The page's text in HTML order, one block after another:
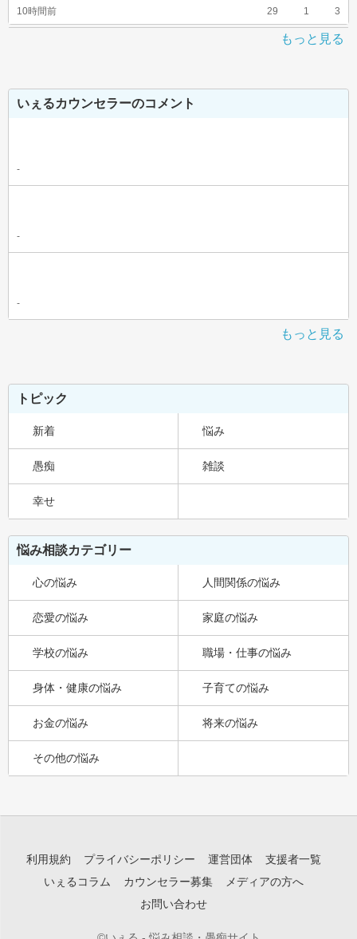
10時間前 29 1 3
もっと見る
いぇるカウンセラーのコメント
-
-
-
もっと見る
トピック
新着 悩み
愚痴 雑談
幸せ
悩み相談カテゴリー
心の悩み 人間関係の悩み
恋愛の悩み 家庭の悩み
学校の悩み 職場・仕事の悩み
身体・健康の悩み 子育ての悩み
お金の悩み 将来の悩み
その他の悩み
利用規約 プライバシーポリシー 運営団体
支援者一覧
いぇるコラム
カウンセラー募集
メディアの方へ
お問い合わせ